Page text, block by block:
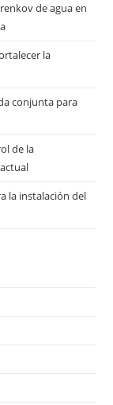
de agua en
la
conjunta para
de la
la instalación del